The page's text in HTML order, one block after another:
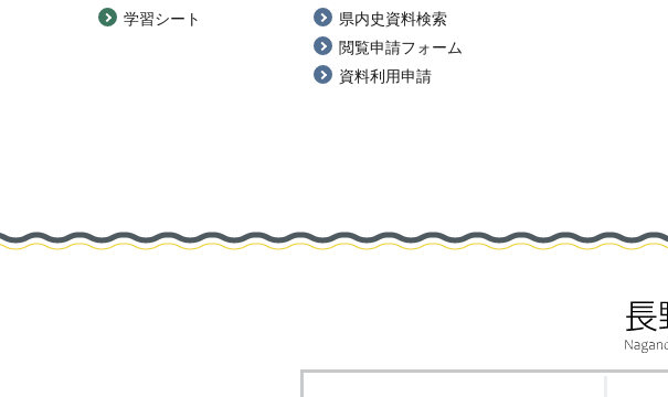
学習シート
県内史資料検索
閲覧申請フォーム
資料利用申請